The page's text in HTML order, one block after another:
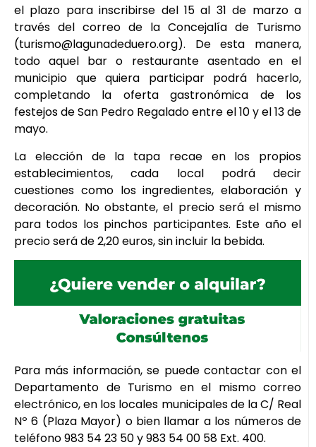
el plazo para inscribirse del 15 al 31 de marzo a
través del correo de la Concejalía de Turismo
(turismo@lagunadeduero.org). De esta manera,
todo aquel bar o restaurante asentado en el
municipio que quiera participar podrá hacerlo,
completando la oferta gastronómica de los
festejos de San Pedro Regalado entre el 10 y el 13 de
mayo.
La elección de la tapa recae en los propios
establecimientos, cada local podrá decir
cuestiones como los ingredientes, elaboración y
decoración. No obstante, el precio será el mismo
para todos los pinchos participantes. Este año el
precio será de 2,20 euros, sin incluir la bebida.
Para más información, se puede contactar con el
Departamento de Turismo en el mismo correo
electrónico, en los locales municipales de la C/ Real
Nº 6 (Plaza Mayor) o bien llamar a los números de
teléfono 983 54 23 50 y 983 54 00 58 Ext. 400.